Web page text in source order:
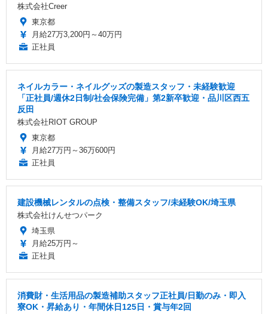
株式会社Creer
東京都
月給27万3,200円～40万円
正社員
ネイルカラー・ネイルグッズの製造スタッフ・未経験歓迎
「正社員/週休2日制/社会保険完備」第2新卒歓迎・品川区西五
反田
株式会社RIOT GROUP
東京都
月給27万円～36万600円
正社員
建設機械レンタルの点検・整備スタッフ/未経験OK/埼玉県
株式会社けんせつパーク
埼玉県
月給25万円～
正社員
消費財・生活用品の製造補助スタッフ正社員/日勤のみ・即入
寮OK・昇給あり・年間休日125日・賞与年2回